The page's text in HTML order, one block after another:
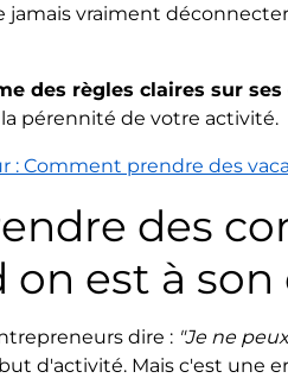
vraiment
des règles claires sur ses
pérennité de votre activité.
: Comment prendre des
des
est à
dire : "Je ne
d'activité. Mais c'est une